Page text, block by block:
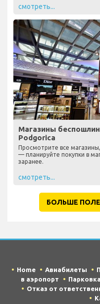
смотреть...
Магазины
Podgorica
Просмотрите все
— планируйте покупки в
заранее.
смотреть...
БОЛЬШЕ
Home Авиабилеты
в аэропорт
Парковка
Отказ от